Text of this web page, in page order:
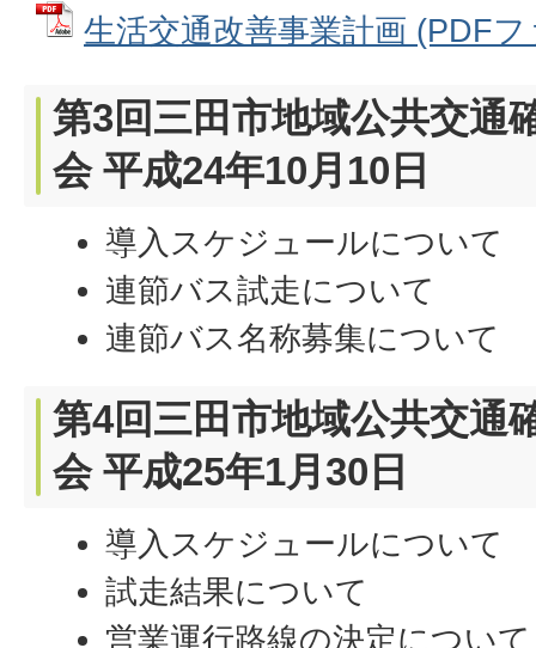
生活交通改善事業計画 (PDF
第3回三田市地域公共交通
会 平成24年10月10日
導入スケジュールについて
連節バス試走について
連節バス名称募集について
第4回三田市地域公共交通
会 平成25年1月30日
導入スケジュールについて
試走結果について
営業運行路線の決定について